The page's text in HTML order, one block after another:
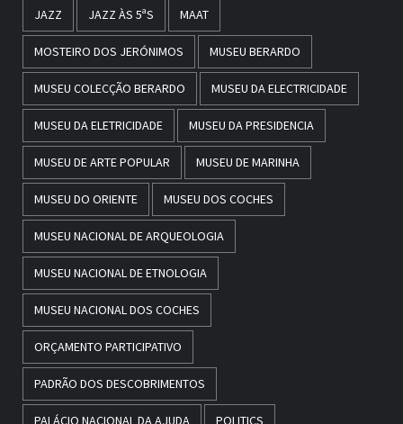
JAZZ JAZZ ÀS 5ªS MAAT
MOSTEIRO DOS JERÓNIMOS MUSEU BERARDO
MUSEU COLECÇÃO BERARDO MUSEU DA ELECTRICIDADE
MUSEU DA ELETRICIDADE MUSEU DA PRESIDENCIA
MUSEU DE ARTE POPULAR MUSEU DE MARINHA
MUSEU DO ORIENTE MUSEU DOS COCHES
MUSEU NACIONAL DE ARQUEOLOGIA
MUSEU NACIONAL DE ETNOLOGIA
MUSEU NACIONAL DOS COCHES
ORÇAMENTO PARTICIPATIVO
PADRÃO DOS DESCOBRIMENTOS
PALÁCIO NACIONAL DA AJUDA POLITICS